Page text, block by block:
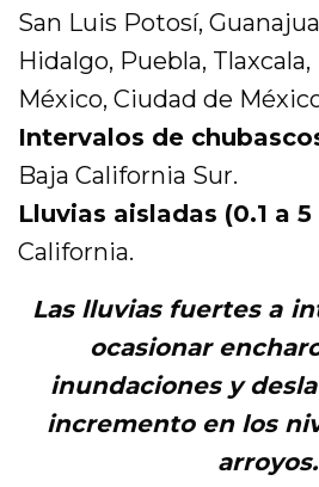
San Luis Potosí,
Hidalgo, Puebla,
México, Ciudad de
Intervalos de
Baja California Sur.
Lluvias aisladas (0.1 a
California.
Las lluvias fuertes a
ocasionar
inundaciones y
incremento en los
arroyos.